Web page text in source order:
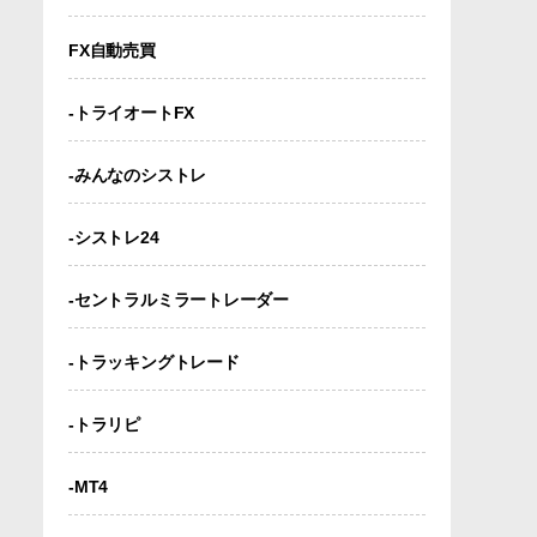
FX自動売買
-トライオートFX
-みんなのシストレ
-シストレ24
-セントラルミラートレーダー
-トラッキングトレード
-トラリピ
-MT4